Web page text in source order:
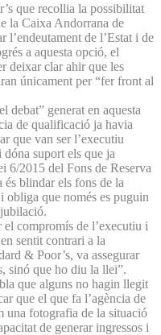
que recollia la possibilitat
la Caixa Andorrana de
l’endeutament de l’Estat i de
a aquesta opció, el
deixar clar ahir que les
únicament per “fer front al
debat” generat en aquesta
de qualificació ja havia
que van ser l’executiu
suport els que ja
6/2015 del Fons de Reserva
és blindar els fons de la
que només es puguin
compromís de l’executiu i
sentit contrari a la
& Poor’s, va assegurar
sinó que ho diu la llei”.
que alguns no hagin llegit
que el que fa l’agència de
una fotografia de la situació
de generar ingressos i